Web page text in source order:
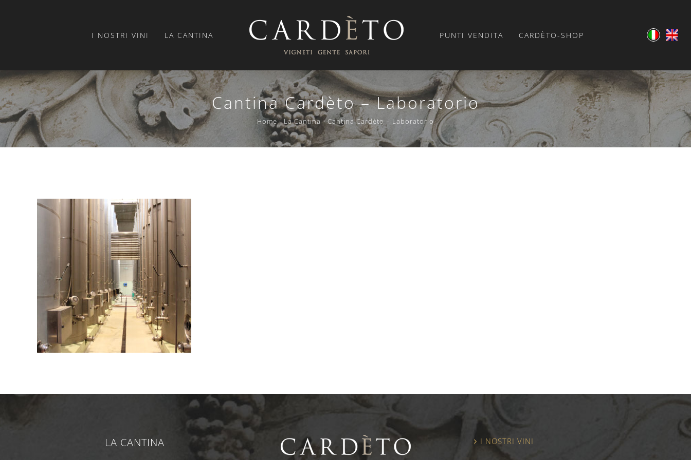
I NOSTRI VINI LA CANTINA PUNTI VENDITA CARDÈTO-SHOP
Cantina Cardèto – Laboratorio
Home La Cantina Cantina Cardèto – Laboratorio
LA CANTINA I NOSTRI VINI